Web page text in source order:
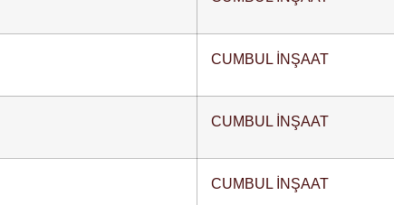
CUMBUL İNŞAAT
CUMBUL İNŞAAT
CUMBUL İNŞAAT